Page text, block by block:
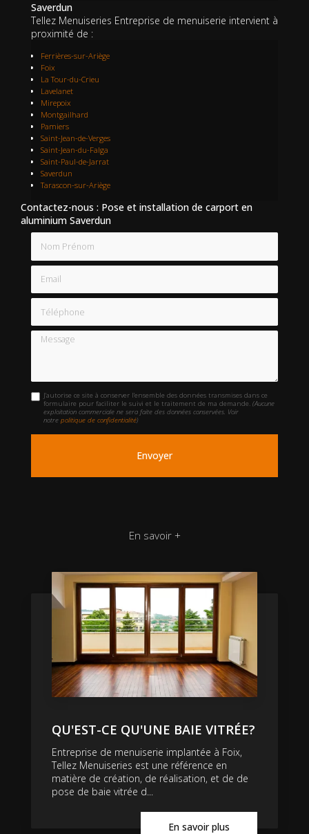
Saverdun
Tellez Menuiseries Entreprise de menuiserie intervient à
proximité de :
Ferrières-sur-Ariège
Foix
La Tour-du-Crieu
Lavelanet
Mirepoix
Montgailhard
Pamiers
Saint-Jean-de-Verges
Saint-Jean-du-Falga
Saint-Paul-de-Jarrat
Saverdun
Tarascon-sur-Ariège
Contactez-nous : Pose et installation de carport en
aluminium Saverdun
Email
Téléphone
Message
J'autorise ce site à conserver l'ensemble des données transmises dans ce
formulaire pour faciliter le suivi et le traitement de ma demande.(Aucune
exploitation commerciale ne sera faite des données conservées. Voir
notrepolitique de confidentialité)
En savoir +
QU'EST-CE QU'UNE BAIE VITRÉE?
Entreprise de menuiserie implantée à Foix,
Tellez Menuiseries est une référence en
matière de création, de réalisation, et de de
pose de baie vitrée d...
En savoir plus